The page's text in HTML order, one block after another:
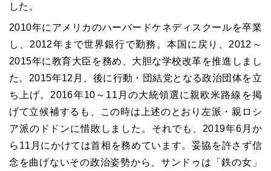
した。
2010年にアメリカのハーバードケネディスクールを卒業
し、 2012年まで世界銀行で勤務。本国に戻り、 2012 ～
2015年に教育大臣を務め、大胆な学校改革を推進しまし
た。 2015年12 月、後に行動・団結党となる政治団体を立
ち上げ。 2016年10 ～ 11 月の大統領選に親欧米路線を掲
げて立候補するも、この時は上述のとおり左派・親ロシ
ア派のドドンに惜敗しました。それでも、 2019年6 月か
ら 11 月にかけては首相を務めています。妥協を許さず信
念を曲げないその政治姿勢から、サンドゥは「鉄の女」